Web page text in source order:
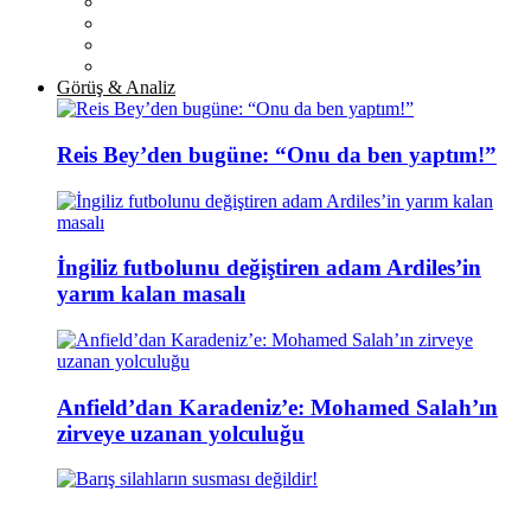
Görüş & Analiz
Reis Bey’den bugüne: “Onu da ben yaptım!”
İngiliz futbolunu değiştiren adam Ardiles’in
yarım kalan masalı
Anfield’dan Karadeniz’e: Mohamed Salah’ın
zirveye uzanan yolculuğu